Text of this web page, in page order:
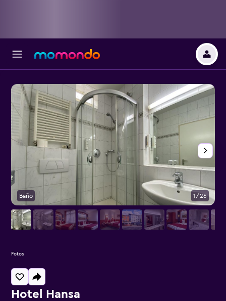
Hotel Hansa
Baño 1/26
Fotos